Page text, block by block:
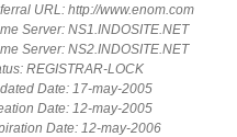
URL: http://www.enom.com
Server: NS1.INDOSITE.NET
Server: NS2.INDOSITE.NET
REGISTRAR-LOCK
Date: 17-may-2005
Date: 12-may-2005
Date: 12-may-2006